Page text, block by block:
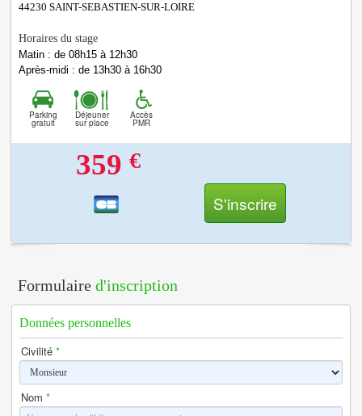
44230 SAINT-SEBASTIEN-SUR-LOIRE
Horaires du stage
Matin : de 08h15 à 12h30
Après-midi : de 13h30 à 16h30
Parking
gratuit
Déjeuner
sur place
Accès
PMR
359 €
S'inscrire
Formulaire d'inscription